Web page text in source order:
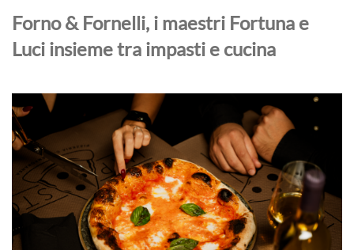
Forno & Fornelli, i maestri Fortuna e
Luci insieme tra impasti e cucina